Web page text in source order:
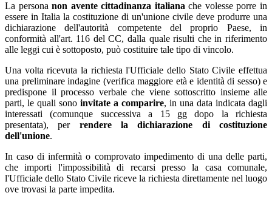
La personanon avente cittadinanza italiana che volesse porre in
essere in Italia la costituzione di un'unione civile deve produrre una
dichiarazione dell'autorità competente del proprio Paese, in
conformità all'art. 116 del CC, dalla quale risulti che in riferimento
alle leggi cui è sottoposto, può costituire tale tipo di vincolo.
Una volta ricevuta la richiesta l'Ufficiale dello Stato Civile effettua
una preliminare indagine (verifica maggiore età e identità di sesso) e
predispone il processo verbale che viene sottoscritto insieme alle
parti, le quali sono invitate a comparire, in una data indicata dagli
interessati (comunque successiva a 15 gg dopo la richiesta
presentata), per rendere la dichiarazione di costituzione
dell'unione.
In caso di infermità o comprovato impedimento di una delle parti,
che importi l'impossibilità di recarsi presso la casa comunale,
l'Ufficiale dello Stato Civile riceve la richiesta direttamente nel luogo
ove trovasi la parte impedita.